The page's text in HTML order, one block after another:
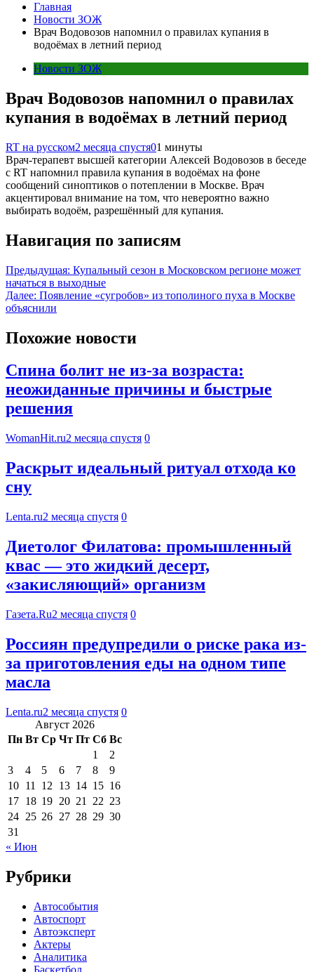
Главная
Новости ЗОЖ
Врач Водовозов напомнил о правилах купания в
водоёмах в летний период
Новости ЗОЖ
Врач Водовозов напомнил о правилах
купания в водоёмах в летний период
RT на русском2 месяца спустя01 минуты
Врач-терапевт высшей категории Алексей Водовозов в беседе
с RT напомнил правила купания в водоёмах на фоне
сообщений синоптиков о потеплении в Москве. Врач
акцентировал внимание на том, что невероятно важно
выбирать водоём, разрешённый для купания.
Навигация по записям
Предыдущая: Купальный сезон в Московском регионе может
начаться в выходные
Далее: Появление «сугробов» из тополиного пуха в Москве
объяснили
Похожие новости
Спина болит не из-за возраста:
неожиданные причины и быстрые
решения
WomanHit.ru2 месяца спустя 0
Раскрыт идеальный ритуал отхода ко
сну
Lenta.ru2 месяца спустя 0
Диетолог Филатова: промышленный
квас — это жидкий десерт,
«закисляющий» организм
Газета.Ru2 месяца спустя 0
Россиян предупредили о риске рака из-
за приготовления еды на одном типе
масла
Lenta.ru2 месяца спустя 0
Август 2026
Пн Вт Ср Чт Пт Сб Вс
1
2
3
4 5 6 7 8
9
10 11 12 13 14 15 16
17 18 19 20 21 22 23
24 25 26 27 28 29 30
31
« Июн
Рубрики
Автособытия
Автоспорт
Автоэксперт
Актеры
Аналитика
Баскетбол